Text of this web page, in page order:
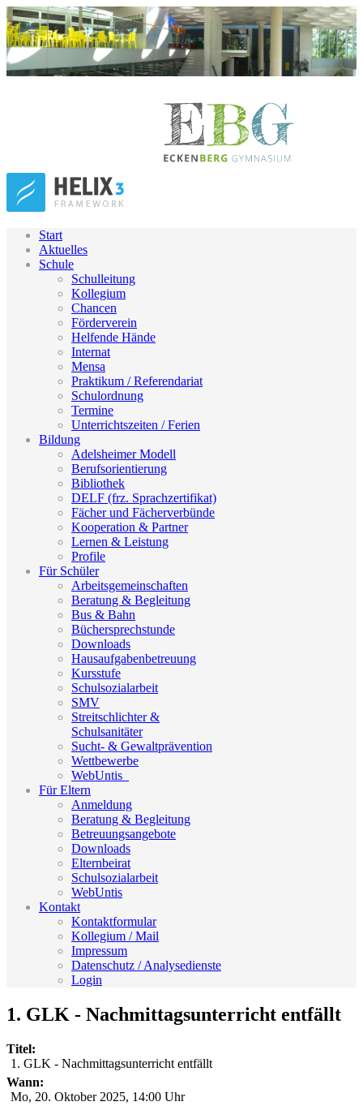
Start
Aktuelles
Schule
Schulleitung
Kollegium
Chancen
Förderverein
Helfende Hände
Internat
Mensa
Praktikum / Referendariat
Schulordnung
Termine
Unterrichtszeiten / Ferien
Bildung
Adelsheimer Modell
Berufsorientierung
Bibliothek
DELF (frz. Sprachzertifikat)
Fächer und Fächerverbünde
Kooperation & Partner
Lernen & Leistung
Profile
Für Schüler
Arbeitsgemeinschaften
Beratung & Begleitung
Bus & Bahn
Büchersprechstunde
Downloads
Hausaufgabenbetreuung
Kursstufe
Schulsozialarbeit
SMV
Streitschlichter &
Schulsanitäter
Sucht- & Gewaltprävention
Wettbewerbe
WebUntis_
Für Eltern
Anmeldung
Beratung & Begleitung
Betreuungsangebote
Downloads
Elternbeirat
Schulsozialarbeit
WebUntis
Kontakt
Kontaktformular
Kollegium / Mail
Impressum
Datenschutz / Analysedienste
Login
1. GLK - Nachmittagsunterricht entfällt
Titel:
1. GLK - Nachmittagsunterricht entfällt
Wann:
Mo, 20. Oktober 2025, 14:00 Uhr